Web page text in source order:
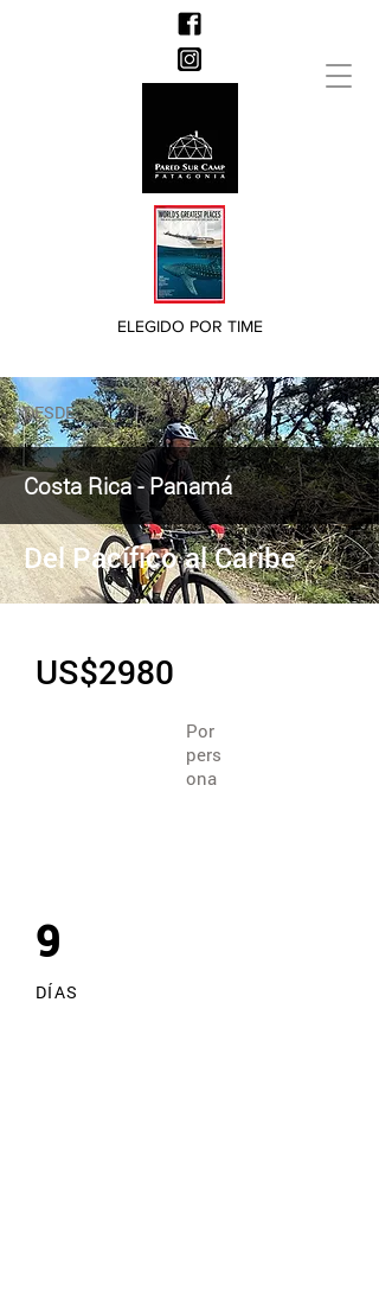
ELEGIDO POR TIME
DESDE
Costa Rica - Panamá
Del Pacífico al Caribe
US$2980
Por
pers
ona
9
DÍAS